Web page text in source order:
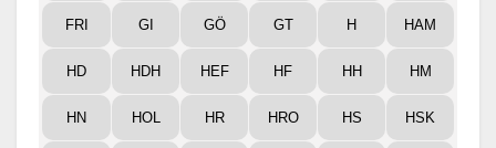
FRI GI GÖ GT H HAM
HD HDH HEF HF HH HM
HN HOL HR HRO HS HSK